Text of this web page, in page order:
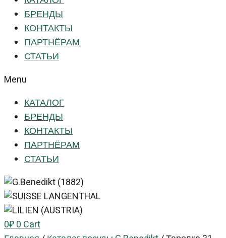
БРЕНДЫ
КОНТАКТЫ
ПАРТНЁРАМ
СТАТЬИ
Menu
КАТАЛОГ
БРЕНДЫ
КОНТАКТЫ
ПАРТНЁРАМ
СТАТЬИ
0₽0Cart